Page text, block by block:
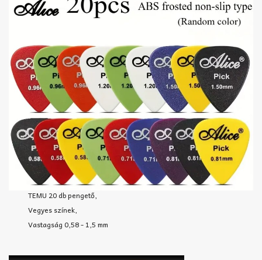
TEMU 20 db pengető,
Vegyes színek,
Vastagság 0,58 - 1,5 mm